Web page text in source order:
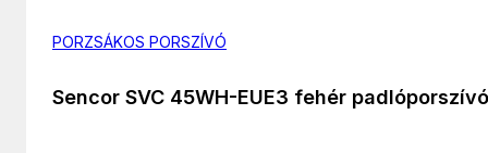
PORZSÁKOS PORSZÍVÓ
Sencor SVC 45WH-EUE3 fehér padlóporszívó